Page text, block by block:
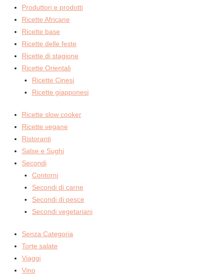
Produttori e prodotti
Ricette Africane
Ricette base
Ricette delle feste
Ricette di stagione
Ricette Orientali
Ricette Cinesi
Ricette giapponesi
Ricette slow cooker
Ricette vegane
Ristoranti
Salse e Sughi
Secondi
Contorni
Secondi di carne
Secondi di pesce
Secondi vegetariani
Senza Categoria
Torte salate
Viaggi
Vino